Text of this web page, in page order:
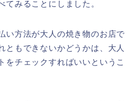
てみることにしました。
い方法が大人の焼き物のお店で
ともできないかどうかは、大人
をチェックすればいいというこ